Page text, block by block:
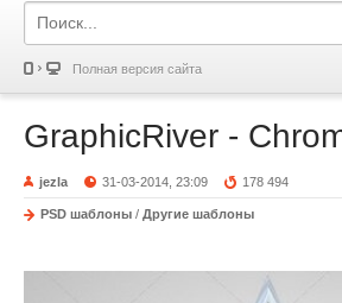
Полная версия сайта
GraphicRiver -
jezla 31-03-2014, 23:09 178 494
PSD шаблоны / Другие шаблоны